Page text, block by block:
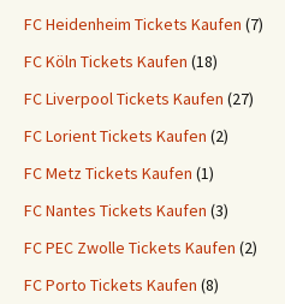
FC Heidenheim Tickets Kaufen (7)
FC Köln Tickets Kaufen (18)
FC Liverpool Tickets Kaufen (27)
FC Lorient Tickets Kaufen (2)
FC Metz Tickets Kaufen (1)
FC Nantes Tickets Kaufen (3)
FC PEC Zwolle Tickets Kaufen (2)
FC Porto Tickets Kaufen (8)